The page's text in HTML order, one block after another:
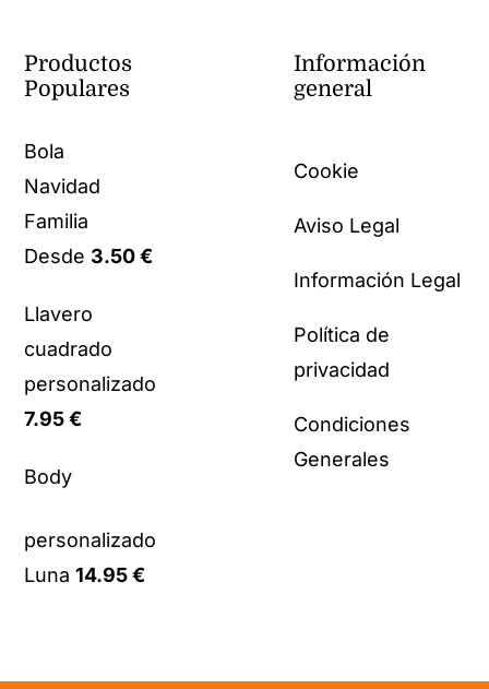
Productos
Populares
Bola
Navidad
Familia
Desde 3.50€
Llavero
cuadrado
personalizado
7.95€
Body
personalizado
Luna 14.95€
Información
general
Cookie
Aviso Legal
Información Legal
Política de
privacidad
Condiciones
Generales